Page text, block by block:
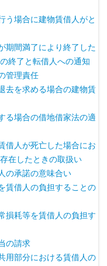
う場合に建物賃借人がと
期間満了により終了した
終了と転借人への通知
管理責任
去を求める場合の建物賃
る場合の借地借家法の適
借人が死亡した場合にお
在したときの取扱い
の承諾の意味合い
賃借人の負担することの
損耗等を賃借人の負担す
の請求
用部分における賃借人の